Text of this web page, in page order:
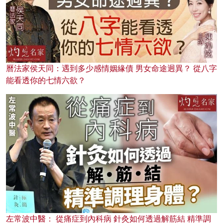
曆法家侯天同：遇到多少感情姻緣債 男女命途迥異？ 從八字
能看透你的七情六欲？
左常波中醫： 從痛症到內科病 針灸如何透過解筋結 精準調